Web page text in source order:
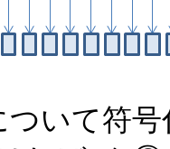
ついて符